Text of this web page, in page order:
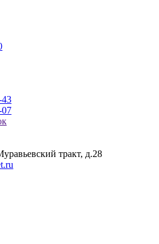
43
07
тракт, д.28